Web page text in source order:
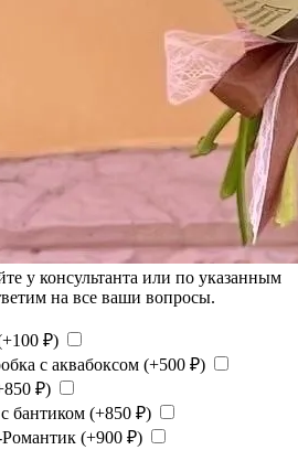
у консультанта или по указанным
на все ваши вопросы.
100 ₽)
с аквабоксом (+500 ₽)
850 ₽)
бантиком (+850 ₽)
(+900 ₽)